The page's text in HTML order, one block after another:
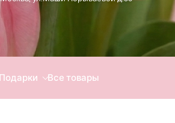
Все товары